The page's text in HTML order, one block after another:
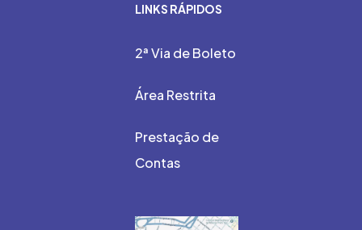
LINKS RÁPIDOS
2ª Via de Boleto
Área Restrita
Prestação de
Contas